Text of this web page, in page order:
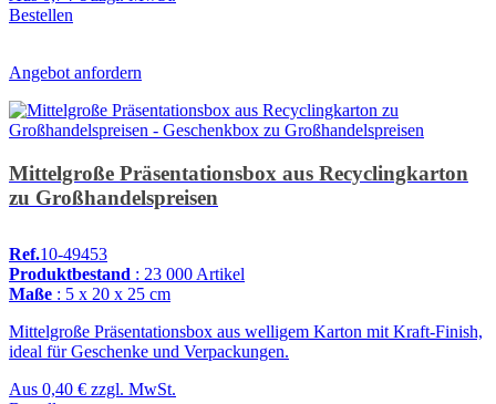
Bestellen
Angebot anfordern
Mittelgroße Präsentationsbox aus Recyclingkarton
zu Großhandelspreisen
Ref.10-49453
Produktbestand : 23 000 Artikel
Maße : 5 x 20 x 25 cm
Mittelgroße Präsentationsbox aus welligem Karton mit Kraft-Finish,
ideal für Geschenke und Verpackungen.
Aus 0,40 € zzgl. MwSt.